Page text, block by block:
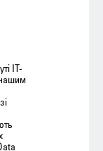
ІТ-
нашим